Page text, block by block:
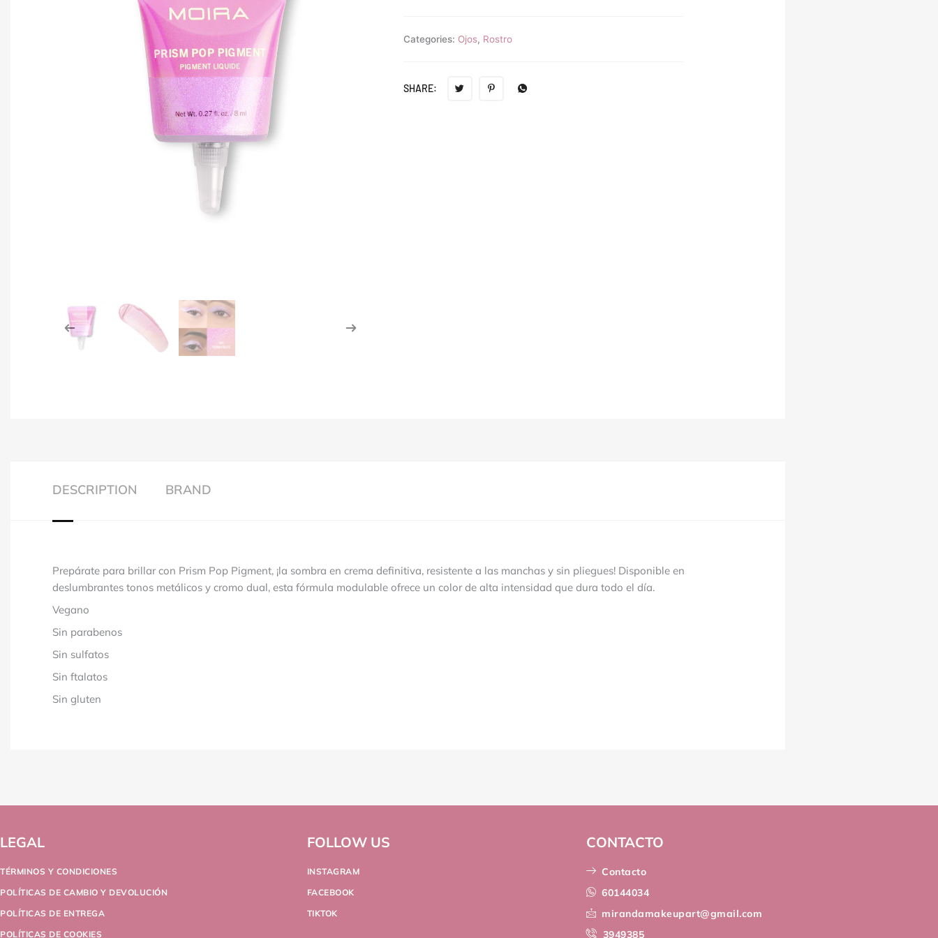
Categories: Ojos, Rostro
SHARE:
DESCRIPTION BRAND
Prepárate para brillar con Prism Pop Pigment, ¡la sombra en crema definitiva, resistente a las manchas y sin pliegues! Disponible en
deslumbrantes tonos metálicos y cromo dual, esta fórmula modulable ofrece un color de alta intensidad que dura todo el día.
Vegano
Sin parabenos
Sin sulfatos
Sin ftalatos
Sin gluten
LEGAL
TÉRMINOS Y CONDICIONES
POLÍTICAS DE CAMBIO Y DEVOLUCIÓN
POLÍTICAS DE ENTREGA
POLÍTICAS DE COOKIES
FOLLOW US
INSTAGRAM
FACEBOOK
TIKTOK
CONTACTO
Contacto
60144034
mirandamakeupart@gmail.com
3949385